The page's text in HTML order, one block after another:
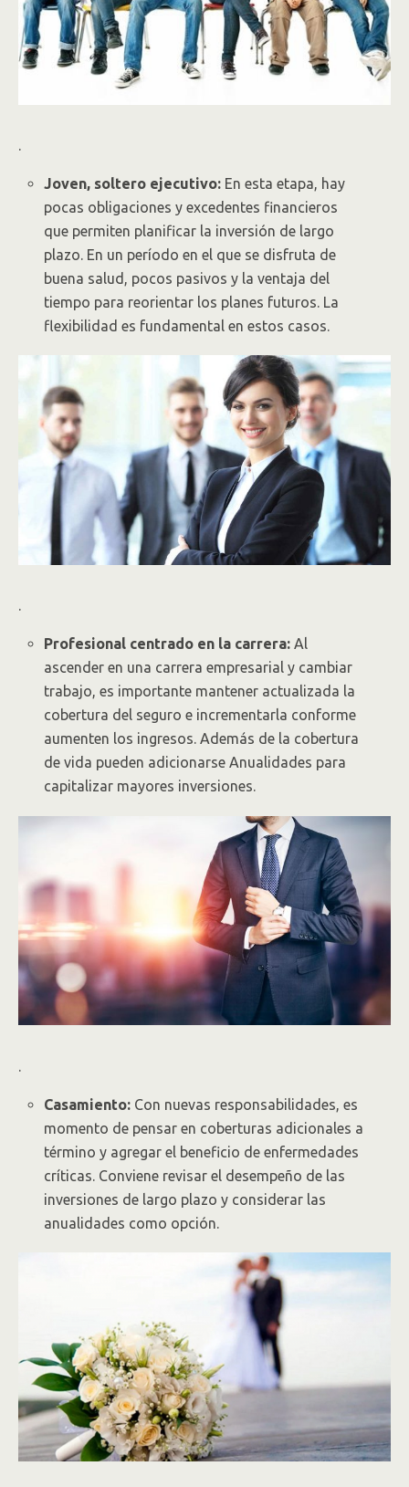
.
Joven, soltero ejecutivo: En esta etapa, hay
pocas obligaciones y excedentes financieros
que permiten planificar la inversión de largo
plazo. En un período en el que se disfruta de
buena salud, pocos pasivos y la ventaja del
tiempo para reorientar los planes futuros. La
flexibilidad es fundamental en estos casos.
.
Profesional centrado en la carrera: Al
ascender en una carrera empresarial y cambiar
trabajo, es importante mantener actualizada la
cobertura del seguro e incrementarla conforme
aumenten los ingresos. Además de la cobertura
de vida pueden adicionarse Anualidades para
capitalizar mayores inversiones.
Casamiento: Con nuevas responsabilidades, es
momento de pensar en coberturas adicionales a
término y agregar el beneficio de enfermedades
críticas. Conviene revisar el desempeño de las
inversiones de largo plazo y considerar las
anualidades como opción.